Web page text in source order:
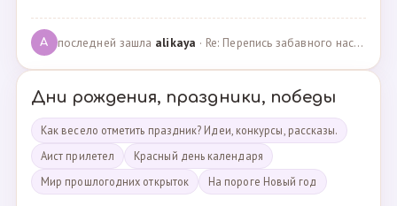
A последней зашла alikaya · Re: Перепись забавного населения!!! · 09.09.2023
Дни рождения, праздники, победы
Как весело отметить праздник? Идеи, конкурсы, рассказы.
Аист прилетел
Красный день календаря
Мир прошлогодних открыток
На пороге Новый год